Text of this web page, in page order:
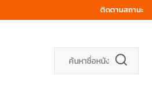
ติดตามสถานะ